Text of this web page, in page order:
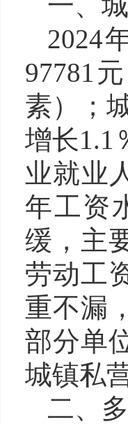
2024
97781
素）；
增长1.1
业就业
年工资
缓，主
劳动工
重不漏
部分单
城镇私
二、